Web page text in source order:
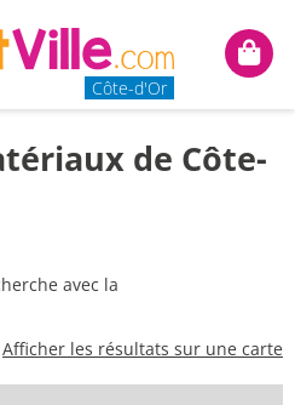
Côte-d'Or
Mon
de Côte-
avec la
Afficher les résultats sur une carte